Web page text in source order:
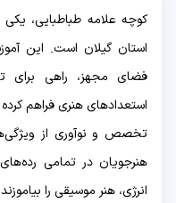
کوچه علامه طباطبایی،
استان گیلان است. این
فضای مجهز، راهی برای
استعدادهای هنری فراهم
تخصص و نوآوری از
هنرجویان در تمامی
انرژی، هنر موسیقی را